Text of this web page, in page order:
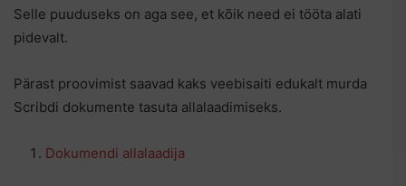
Selle puuduseks on aga see, et kõik need ei tööta alati
pidevalt.
Pärast proovimist saavad kaks veebisaiti edukalt murda
Scribdi dokumente tasuta allalaadimiseks.
Dokumendi allalaadija